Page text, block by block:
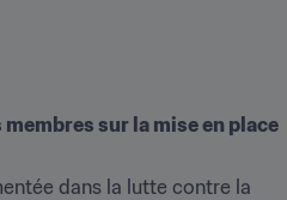
sur la mise en place
dans la lutte contre la